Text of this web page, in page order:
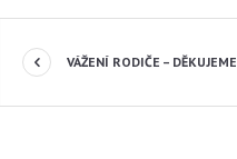
VÁŽENÍ RODIČE – DĚKUJEME